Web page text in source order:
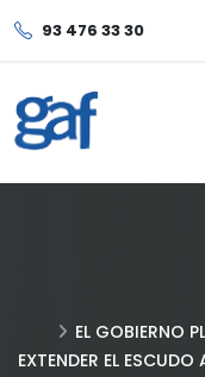
93 476 33 30
EL GOBIERNO
EXTENDER EL